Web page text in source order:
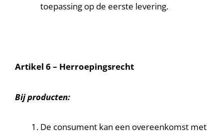
toepassing op de eerste levering.
Artikel 6 – Herroepingsrecht
Bij producten:
De consument kan een overeenkomst met